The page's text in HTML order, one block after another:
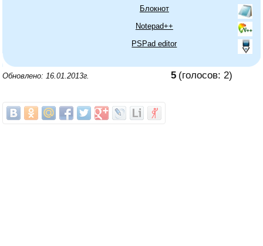
Блокнот
Notepad++
PSPad editor
Обновлено: 16.01.2013г. 5 (голосов:2)